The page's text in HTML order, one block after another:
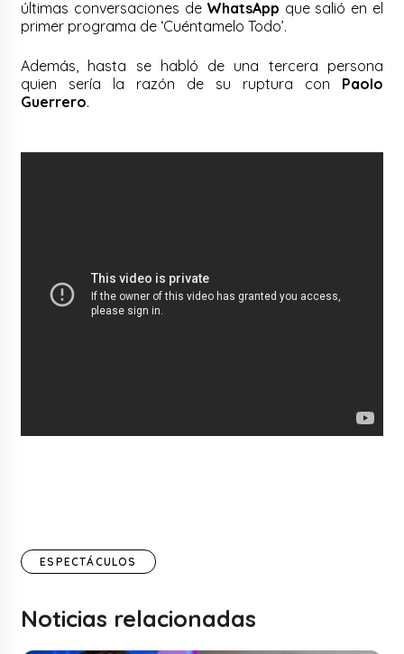
últimas conversaciones de WhatsApp que salió en el
primer programa de ‘Cuéntamelo Todo’.
Además, hasta se habló de una tercera persona
quien sería la razón de su ruptura con Paolo
Guerrero.
ESPECTÁCULOS
Noticias relacionadas